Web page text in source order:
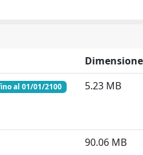
Dimensione
al 01/01/2100 5.23 MB
90.06 MB